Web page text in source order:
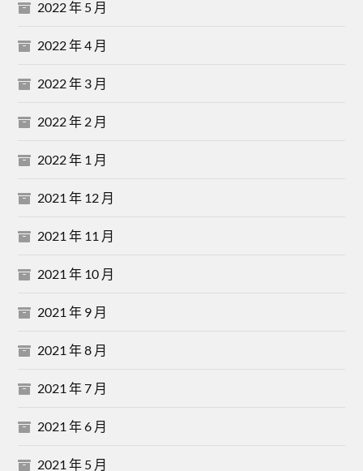
2022 年 5 月
2022 年 4 月
2022 年 3 月
2022 年 2 月
2022 年 1 月
2021 年 12 月
2021 年 11 月
2021 年 10 月
2021 年 9 月
2021 年 8 月
2021 年 7 月
2021 年 6 月
2021 年 5 月